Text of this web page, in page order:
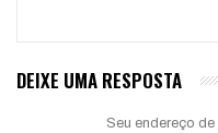
DEIXE UMA RESPOSTA
Seu endereço